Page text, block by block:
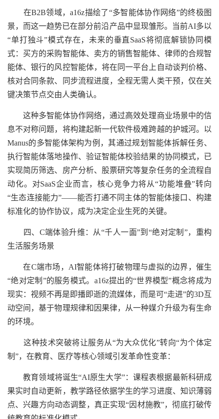
在B2B领域，a16z描绘了“多智能体协作网络”的终极图
景，而这一趋势已在部分前沿产品中显现雏形。当前AI多以
“单打独斗”模式存在，未来的垂直SaaS将彻底解锁协同模
式：买方的采购智能体、卖方的销售智能体、律师的合规智
能体、银行的风控智能体，将在同一平台上自动谈判价格、
核对合同条款、同步流程进度，全程无需人类干预，仅在关
键决策节点交由人类确认。
这种多智能体协作网络，通过高效处理商业场景中的信
息不对称问题，将构建起新一代软件极难跨越的护城河。以
Manus的多智能体架构为例，其通过规划智能体拆解任务、
执行智能体落地操作、验证智能体校验结果的协同模式，已
实现简历筛选、房产分析、股票研究等复杂任务的全流程自
动化。对SaaS企业而言，核心竞争力将从“功能堆叠”转向
“生态连接能力”——能否打通不同主体的智能体接口、构建
标准化的协作协议，成为决定企业生死的关键。
四、C端体验升维：从“千人一面”到“绝对定制”，重构
生活服务场景
在C端市场，AI智能体将打破物理与虚拟的边界，催生
“绝对定制”的服务模式。a16z提出的“世界模型”概念将成为
现实：视频不再是即播即逝的流媒体，而是可“走进”的3D互
动空间，基于物理规律和因果律，从一种媒介升级为有生命
的环境。
这种技术突破将让服务从“为大众优化”转向“为个体定
制”，在教育、医疗等核心领域引发革命性变革：
教育领域将诞生“AI原生大学”：课程表根据最新科研成
果实时自动更新，教学路径依据学生的学习进度、知识薄弱
点、兴趣方向动态调整，真正实现“因材施教”，彻底打破传